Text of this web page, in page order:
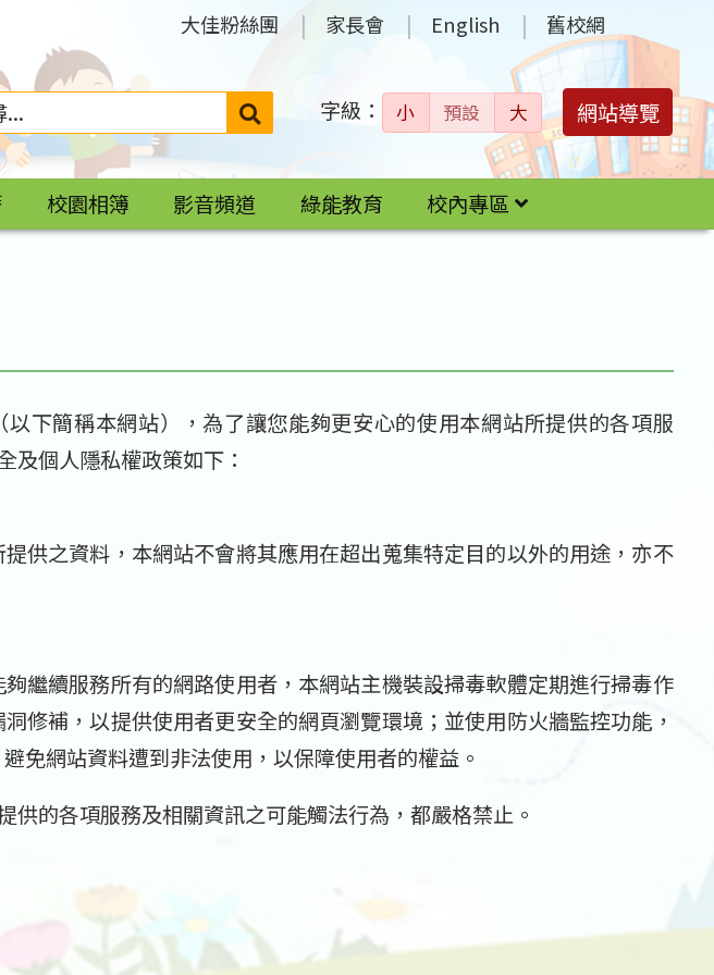
大佳粉絲團 家長會 English 舊校網
搜
字級： 小 預設 大 網站導覽
校園相簿 影音頻道 綠能教育
校內專區
下簡稱本網站），為了讓您能夠更安心的使用本網站所提供的各項服
及個人隱私權政策如下：
供之資料，本網站不會將其應用在超出蒐集特定目的以外的用途，亦不
繼續服務所有的網路使用者，本網站主機裝設掃毒軟體定期進行掃毒作
修補，以提供使用者更安全的網頁瀏覽環境；並使用防火牆監控功能，
免網站資料遭到非法使用，以保障使用者的權益。
供的各項服務及相關資訊之可能觸法行為，都嚴格禁止。